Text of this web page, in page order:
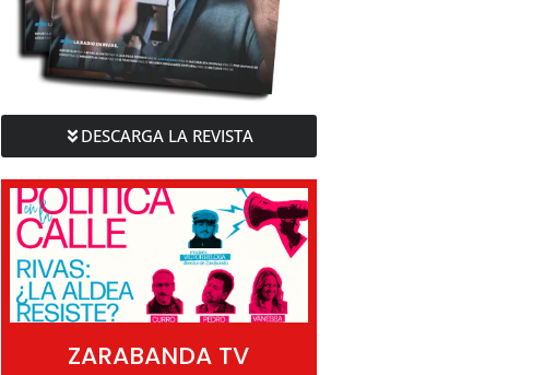
DESCARGA LA REVISTA
ZARABANDA TV